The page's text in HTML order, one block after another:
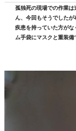
孤独死の現場での作業
ん、今回もそうでした
疾患を持っていた方が
ム手袋にマスクと重装備